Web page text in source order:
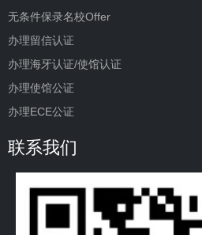
无条件保录名校Offer
办理留信认证
办理海牙认证/使馆认证
办理使馆公证
办理ECE公证
联系我们